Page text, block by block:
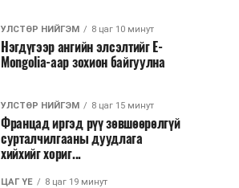
УЛСТӨР НИЙГЭМ 8 цаг 10 минут
Нэгдүгээр ангийн элсэлтийг E-
Mongolia-аар зохион байгуулна
УЛСТӨР НИЙГЭМ 8 цаг 15 минут
Францад иргэд рүү зөвшөөрөлгүй
сурталчилгааны дуудлага
хийхийг хориг...
ЦАГ ҮЕ 8 цаг 19 минут